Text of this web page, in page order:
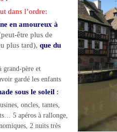
dans l’ordre:
en amoureux à
être plus de
plus tard), que du
grand-père et
gardé les enfants
sous le soleil :
oncles, tantes,
5 apéros à rallonge,
2 nuits très